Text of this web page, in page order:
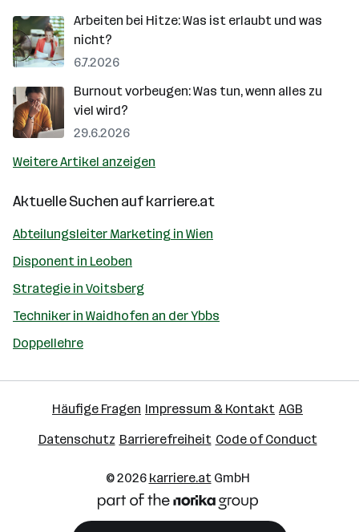
Arbeiten bei Hitze: Was ist erlaubt und was
nicht?
6.7.2026
Burnout vorbeugen: Was tun, wenn alles zu
viel wird?
29.6.2026
Weitere Artikel anzeigen
Aktuelle Suchen aufkarriere.at
Abteilungsleiter Marketing in Wien
Disponent in Leoben
Strategie in Voitsberg
Techniker in Waidhofen an der Ybbs
Doppellehre
Häufige Fragen Impressum & Kontakt AGB
Datenschutz Barrierefreiheit Code of Conduct
© 2026 karriere.atGmbH